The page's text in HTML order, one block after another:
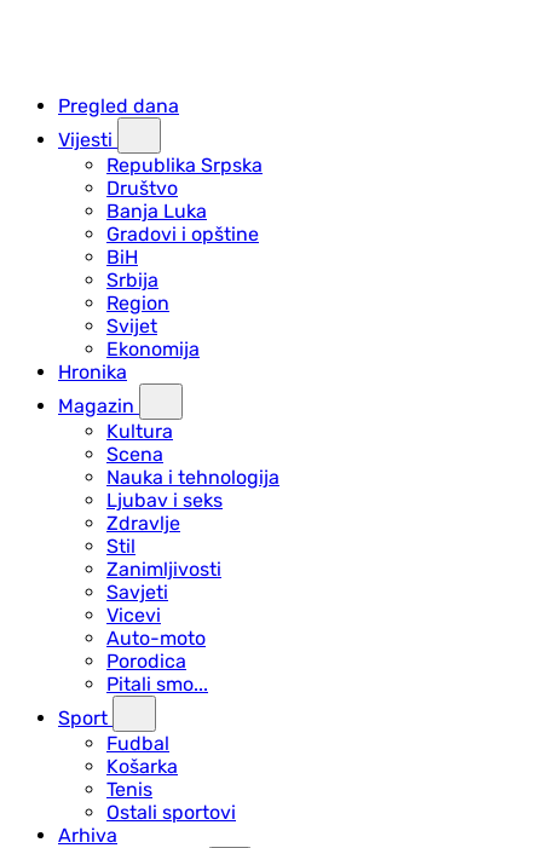
Pregled dana
Vijesti
Republika Srpska
Društvo
Banja Luka
Gradovi i opštine
BiH
Srbija
Region
Svijet
Ekonomija
Hronika
Magazin
Kultura
Scena
Nauka i tehnologija
Ljubav i seks
Zdravlje
Stil
Zanimljivosti
Savjeti
Vicevi
Auto-moto
Porodica
Pitali smo...
Sport
Fudbal
Košarka
Tenis
Ostali sportovi
Arhiva